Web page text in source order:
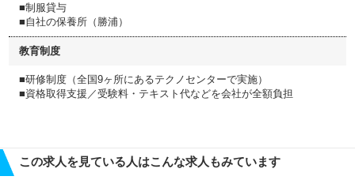
■制服貸与
■自社の保養所（勝浦）
教育制度
■研修制度（全国9ヶ所にあるテクノセンターで実施）
■資格取得支援／受験料・テキスト代などを会社が全額負担
この求人を見ている人はこんな求人もみています